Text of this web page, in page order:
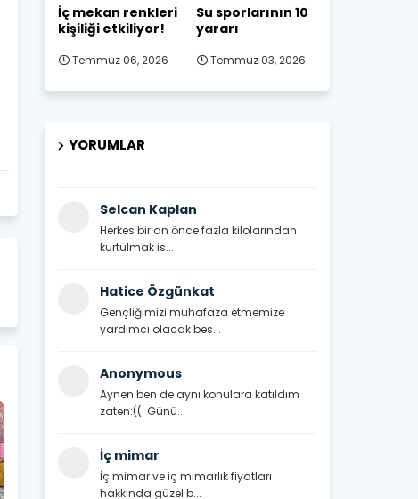
İç mekan renkleri
kişiliği etkiliyor!
Temmuz 06, 2026
Su sporlarının 10
yararı
Temmuz 03, 2026
YORUMLAR
Selcan Kaplan
Herkes bir an önce fazla kilolarından
kurtulmak is...
Hatice Özgünkat
Gençliğimizi muhafaza etmemize
yardımcı olacak bes...
Anonymous
Aynen ben de aynı konulara katıldım
zaten:((. Günü...
İç mimar
İç mimar ve iç mimarlık fiyatları
hakkında güzel b...